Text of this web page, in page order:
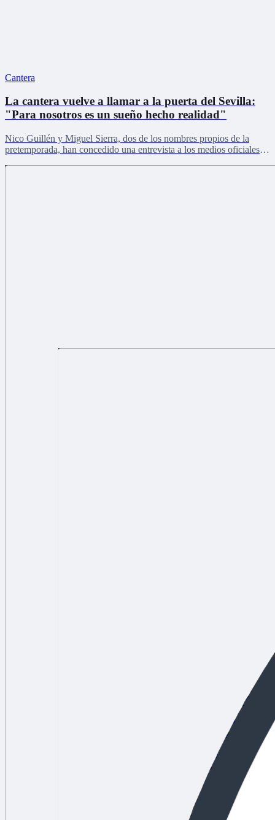
Cantera
La cantera vuelve a llamar a la puerta del Sevilla:
"Para nosotros es un sueño hecho realidad"
Nico Guillén y Miguel Sierra, dos de los nombres propios de la
pretemporada, han concedido una entrevista a los medios oficiales